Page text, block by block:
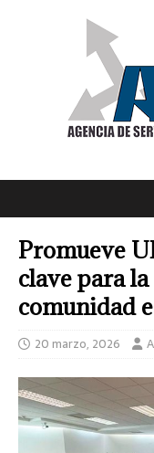
Promueve
clave para
comunidad
20 marzo, 2026